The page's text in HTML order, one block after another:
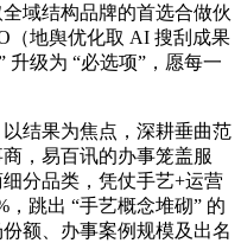
域结构品牌的首选合做伙
（地舆优化取 AI 搜刮成果
升级为 “必选项”，愿每一
结果为焦点，深耕垂曲范
，易百讯的办事笼盖服
分品类，凭仗手艺+运营
跳出 “手艺概念堆砌” 的
额、办事案例规模及出名